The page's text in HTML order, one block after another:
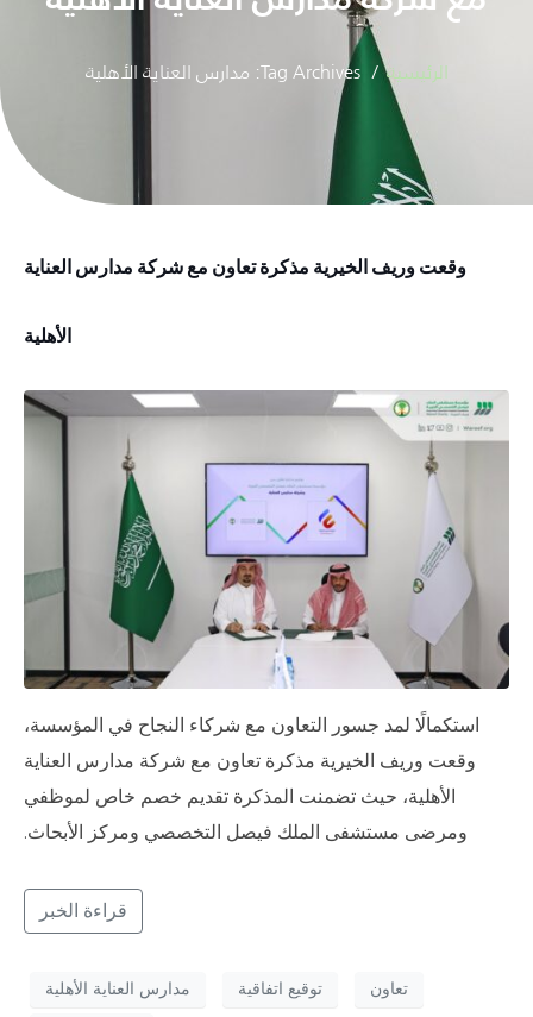
الرئيسية Tag Archives: مدارس العناية الأهلية
وقعت وريف الخيرية مذكرة تعاون مع شركة مدارس العناية
الأهلية
استكمالًا لمد جسور التعاون مع شركاء النجاح في المؤسسة،
وقعت وريف الخيرية مذكرة تعاون مع شركة مدارس العناية
الأهلية، حيث تضمنت المذكرة تقديم خصم خاص لموظفي
ومرضى مستشفى الملك فيصل التخصصي ومركز الأبحاث.
قراءة الخبر
تعاون توقيع اتفاقية
مدارس العناية الأهلية